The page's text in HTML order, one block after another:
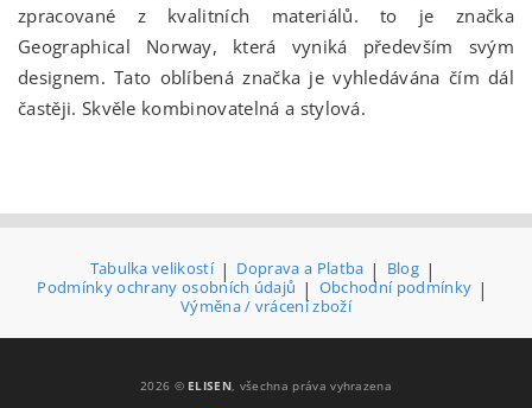
zpracované z kvalitních materiálů. to je značka
Geographical Norway, která vyniká především svým
designem. Tato oblíbená značka je vyhledávána čím dál
častěji. Skvěle kombinovatelná a stylová.
Tabulka velikostí | Doprava a Platba | Blog |
Podmínky ochrany osobních údajů | Obchodní podmínky |
Výměna / vrácení zboží
2026 © ELISEN , všechna práva vyhrazena